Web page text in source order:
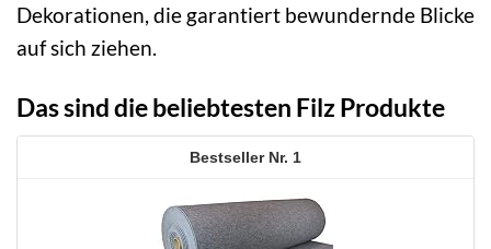
Dekorationen, die garantiert bewundernde Blicke
auf sich ziehen.
Das sind die beliebtesten Filz Produkte
1